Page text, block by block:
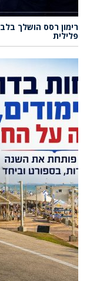
רימון רסס הושלך
פלילית